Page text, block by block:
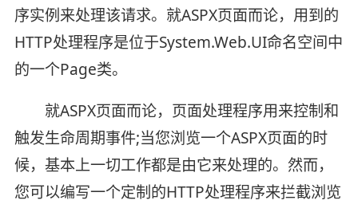
序实例来处理该请求。就ASPX页面而论，用到的
HTTP处理程序是位于System.Web.UI命名空间中
的一个Page类。
就ASPX页面而论，页面处理程序用来控制和
触发生命周期事件;当您浏览一个ASPX页面的时
候，基本上一切工作都是由它来处理的。然而，
您可以编写一个定制的HTTP处理程序来拦截浏览